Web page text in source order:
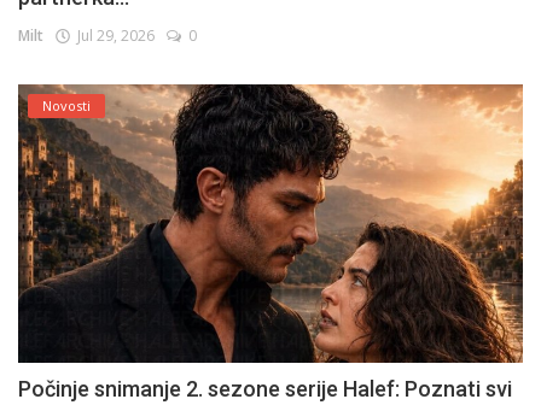
Milt Jul 29, 2026 0
Novosti
Počinje snimanje 2. sezone serije Halef: Poznati svi